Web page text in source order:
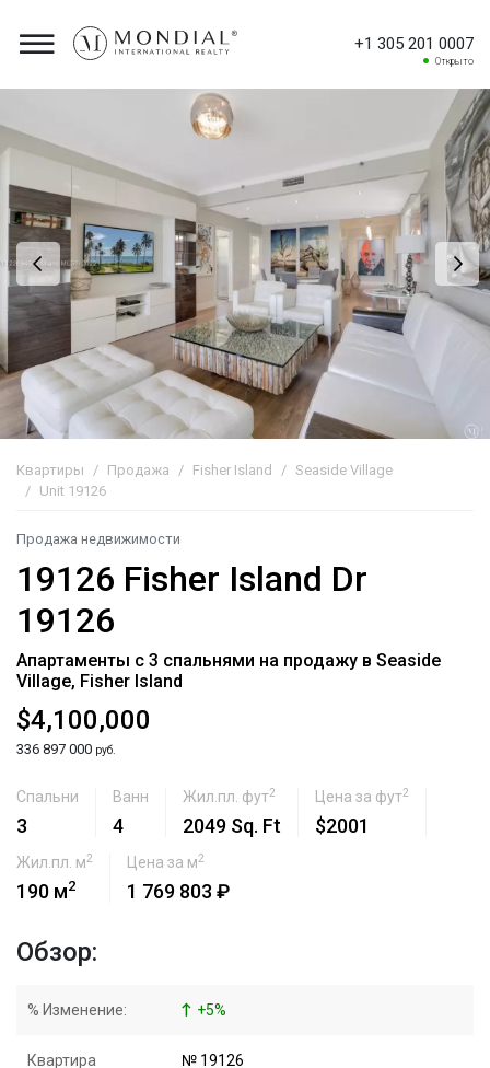
+1 305 201 0007
Открыто
Квартиры Продажа Fisher Island
Seaside Village
Unit 19126
Продажа недвижимости
19126 Fisher Island Dr
19126
Апартаменты с 3 спальнями на продажу в Seaside
Village, Fisher Island
$4,100,000
336 897 000 руб.
Спальни
3
Ванн
4
Жил.пл. фут2
2049 Sq. Ft
Цена за фут2
$2001
Жил.пл. м2
190 м2
Цена за м2
1 769 803 ₽
Обзор:
% Изменение: +5%
Квартира № 19126